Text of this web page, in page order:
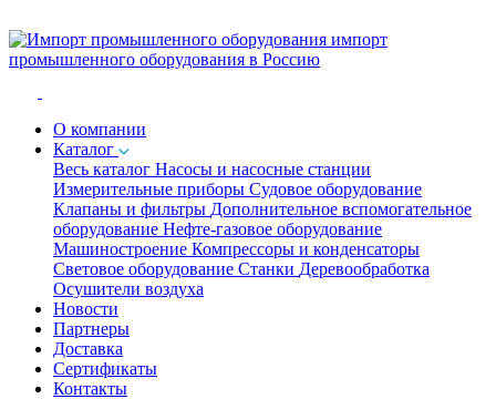
импорт
промышленного оборудования в Россию
O компании
Каталог
Весь каталог Насосы и насосные станции
Измерительные приборы Судовое оборудование
Клапаны и фильтры Дополнительное вспомогательное
оборудование Нефте-газовое оборудование
Машиностроение Компрессоры и конденсаторы
Световое оборудование Станки Деревообработка
Осушители воздуха
Новости
Партнеры
Доставка
Сертификаты
Контакты